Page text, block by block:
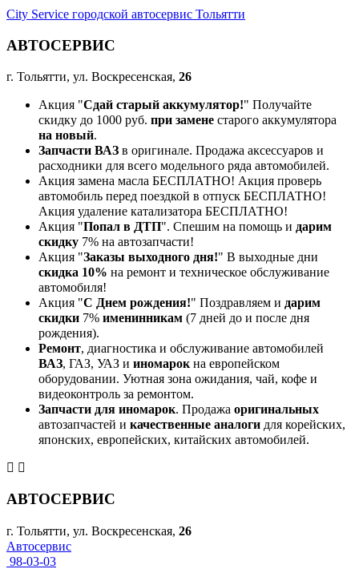
City Service городской автосервис Тольятти
АВТОСЕРВИС
г. Тольятти, ул. Воскресенская, 26
Акция "Сдай старый аккумулятор!" Получайте
скидку до 1000 руб. при замене старого аккумулятора
на новый.
Запчасти ВАЗ в оригинале. Продажа аксессуаров и
расходники для всего модельного ряда автомобилей.
Акция замена масла БЕСПЛАТНО! Акция проверь
автомобиль перед поездкой в отпуск БЕСПЛАТНО!
Акция удаление катализатора БЕСПЛАТНО!
Акция "Попал в ДТП". Спешим на помощь и дарим
скидку 7% на автозапчасти!
Акция "Заказы выходного дня!" В выходные дни
скидка 10% на ремонт и техническое обслуживание
автомобиля!
Акция "С Днем рождения!" Поздравляем и дарим
скидки 7% именинникам (7 дней до и после дня
рождения).
Ремонт, диагностика и обслуживание автомобилей
ВАЗ, ГАЗ, УАЗ и иномарокна европейском
оборудовании. Уютная зона ожидания, чай, кофе и
видеоконтроль за ремонтом.
Запчасти для иномарок. Продажа оригинальных
автозапчастей и качественные аналоги для корейских,
японских, европейских, китайских автомобилей.
АВТОСЕРВИС
г. Тольятти, ул. Воскресенская, 26
Автосервис
98-03-03